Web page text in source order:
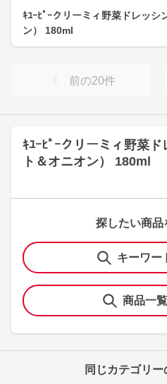
ｷﾕｰﾋﾟｰクリーミィ野菜
ト＆オニオン） 180ml
探したい商品
キーワー
商品一
同じカテゴリ
ｷﾕｰﾋﾟｰクリーミィ野菜ドレッシ
ン） 180ml
前の20件